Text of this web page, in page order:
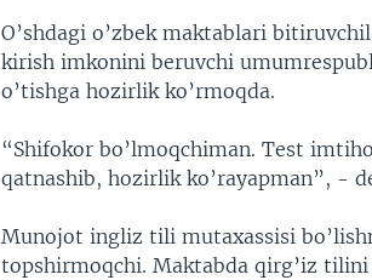
O’shdagi o’zbek maktablari
kirish imkonini beruvchi
o’tishga hozirlik ko’rmoqda.
“Shifokor bo’lmoqchiman. Test
qatnashib, hozirlik ko’rayapman”, -
Munojot ingliz tili mutaxassisi
topshirmoqchi. Maktabda qirg’iz tilini